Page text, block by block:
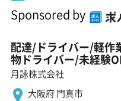
Sponsored by
配達/ドライバー/軽作
物ドライバー/未経験
月詠株式会社
大阪府 門真市